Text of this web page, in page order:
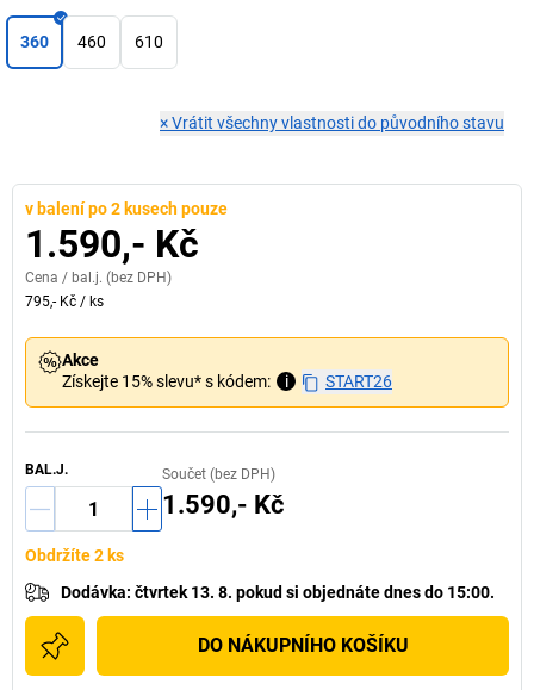
360 460 610
×Vrátit všechny vlastnosti do původního stavu
v balení po 2 kusech pouze
1.590,- Kč
Cena / bal.j. (bez DPH)
795,- Kč / ks
Akce
Získejte 15% slevu* s kódem:
i START26
BAL.J. Součet (bez DPH)
1.590,- Kč
Obdržíte 2 ks
Dodávka: čtvrtek 13. 8. pokud si objednáte dnes do 15:00.
DO NÁKUPNÍHO KOŠÍKU